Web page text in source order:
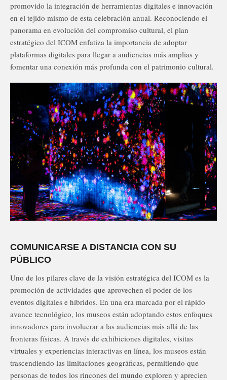
promovido la integración de herramientas digitales e innovación
en el tejido mismo de esta celebración anual. Reconociendo el
panorama en evolución del compromiso cultural, el plan
estratégico del ICOM enfatiza la importancia de adoptar
plataformas digitales para llegar a audiencias más amplias y
fomentar una conexión más profunda con el patrimonio cultural.
COMUNICARSE A DISTANCIA CON SU
PÚBLICO
Uno de los pilares clave de la visión estratégica del ICOM es la
promoción de actividades que aprovechen el poder de los
eventos digitales e híbridos. En una era marcada por el rápido
avance tecnológico, los museos están adoptando estos enfoques
innovadores para involucrar a las audiencias más allá de las
fronteras físicas. A través de exhibiciones digitales, visitas
virtuales y experiencias interactivas en línea, los museos están
trascendiendo las limitaciones geográficas, permitiendo que
personas de todos los rincones del mundo exploren y aprecien